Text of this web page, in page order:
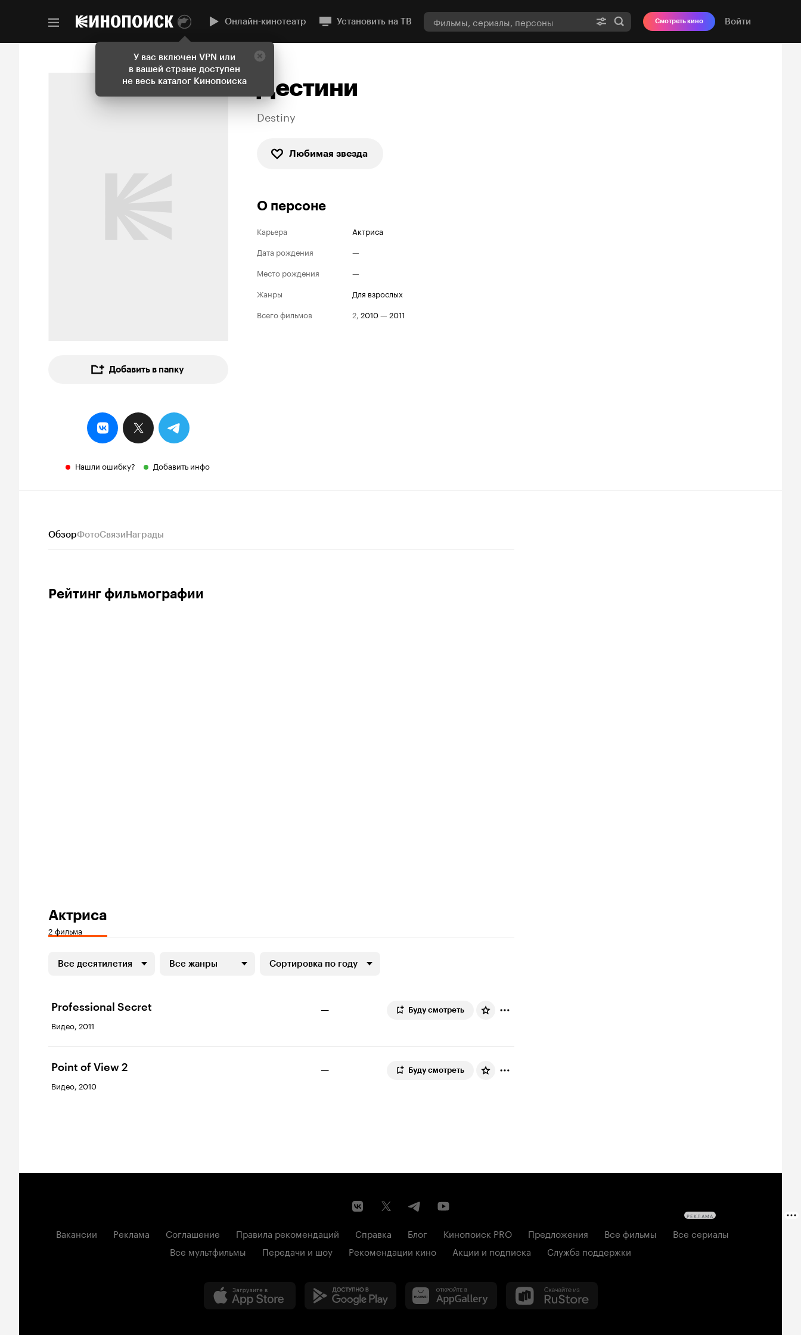
У вас включен VPN или
в вашей стране доступен
не весь каталог Кинопоиска
Онлайн-кинотеатр Установить на ТВ Смотреть кино Войти
Добавить в папку
Нашли ошибку? Добавить инфо
Дестини
Destiny
Любимая звезда
О персоне
Карьера
Актриса
Дата рождения
—
Место рождения
—
Жанры
для взрослых
Всего фильмов
2, 2010— 2011
ОбзорФотоСвязиНаграды
Рейтинг фильмографии
Актриса
2 фильма
Все десятилетия Все жанры Сортировка по году
Professional Secret
Видео, 2011
— Буду смотреть
Point of View 2
Видео, 2010
— Буду смотреть
Вакансии Реклама Соглашение Правила рекомендаций Справка Блог Кинопоиск PRO Предложения Все фильмы
Все сериалы
Все мультфильмы
Передачи и шоу Рекомендации кино Акции и подписка Служба поддержки
РЕКЛАМА